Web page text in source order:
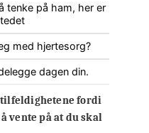
tenke på ham, her er
med hjertesorg?
dagen din.
fordi
vente på at du skal